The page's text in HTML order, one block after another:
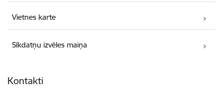
Vietnes karte
Sīkdatņu izvēles maiņa
Kontakti